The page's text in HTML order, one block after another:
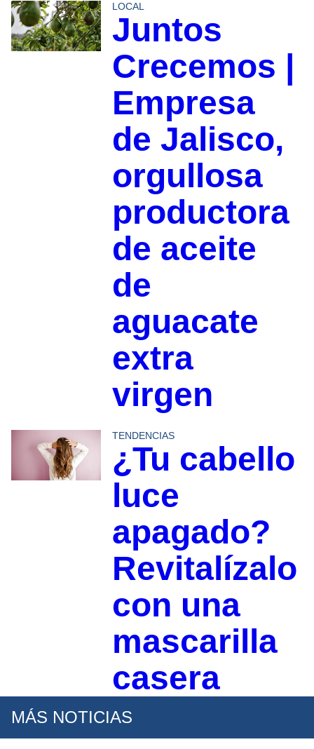
LOCAL
Juntos
Crecemos |
Empresa
de Jalisco,
orgullosa
productora
de aceite
de
aguacate
extra
virgen
TENDENCIAS
¿Tu cabello
luce
apagado?
Revitalízalo
con una
mascarilla
casera
MÁS NOTICIAS